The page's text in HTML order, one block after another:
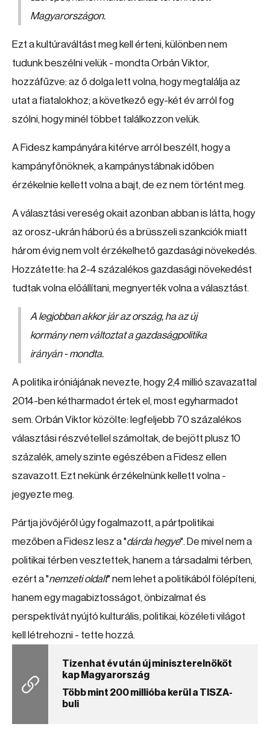
Magyarországon.
Ezt a kultúraváltást meg kell érteni, különben nem
tudunk beszélni velük - mondta Orbán Viktor,
hozzáfűzve: az ő dolga lett volna, hogy megtalálja az
utat a fiatalokhoz; a következő egy-két év arról fog
szólni, hogy minél többet találkozzon velük.
A Fidesz kampányára kitérve arról beszélt, hogy a
kampányfőnöknek, a kampánystábnak időben
érzékelnie kellett volna a bajt, de ez nem történt meg.
A választási vereség okait azonban abban is látta, hogy
az orosz-ukrán háború és a brüsszeli szankciók miatt
három évig nem volt érzékelhető gazdasági növekedés.
Hozzátette: ha 2-4 százalékos gazdasági növekedést
tudtak volna előállítani, megnyerték volna a választást.
A legjobban akkor jár az ország, ha az új
kormány nem változtat a gazdaságpolitika
irányán - mondta.
A politika iróniájának nevezte, hogy 2,4 millió szavazattal
2014-ben kétharmadot értek el, most egyharmadot
sem. Orbán Viktor közölte: legfeljebb 70 százalékos
választási részvétellel számoltak, de bejött plusz 10
százalék, amely szinte egészében a Fidesz ellen
szavazott. Ezt nekünk érzékelnünk kellett volna -
jegyezte meg.
Pártja jövőjéről úgy fogalmazott, a pártpolitikai
mezőben a Fidesz lesz a "dárda hegye". De mivel nem a
politikai térben vesztettek, hanem a társadalmi térben,
ezért a "nemzeti oldalt" nem lehet a politikából fölépíteni,
hanem egy magabiztosságot, önbizalmat és
perspektívát nyújtó kulturális, politikai, közéleti világot
kell létrehozni - tette hozzá.
Tizenhat év után új miniszterelnököt
kap Magyarország
Több mint 200 millióba kerül a TISZA-
buli